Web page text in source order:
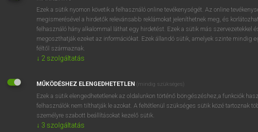
BELÉPÉS
próbaverziójának
regisztrálok ésbelépek.
REGISZTRÁCIÓ
Ezek a sütik nyomon követik a felhasználó online tevékenységét. Az online
megismerésével a hirdetők relevánsabb reklámokat jeleníthetnek meg, és
felhasználó hány alkalommal láthat egy hirdetést. Ezek a sütik más szervezetekkel
megoszthatják ezeket az információkat. Ezek állandó sütik, amelyek szinte mindig
féltől származnak.
↓ 2 szolgáltatás
MŰKÖDÉSHEZ ELENGEDHETETLEN (mindig szükséges)
Ezek a sütik elengedhetetlenek az oldalunkon történő böngészéshez,a funkciók
felhasználók nem tilthatják le azokat. A feltétlenül szükséges sütik közé tartoznak
személyre szabott beállításokat kezelő sütik.
↓ 3 szolgáltatás